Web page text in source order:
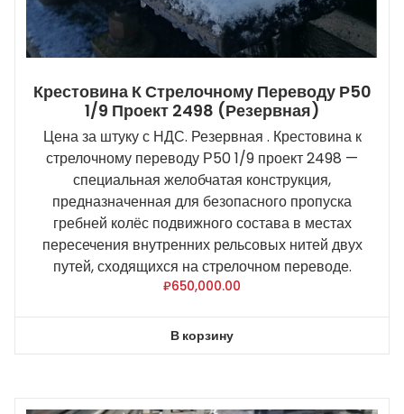
Крестовина К Стрелочному Переводу Р50
1/9 Проект 2498 (резервная)
Цена за штуку с НДС. Резервная . Крестовина к
стрелочному переводу Р50 1/9 проект 2498 —
специальная желобчатая конструкция,
предназначенная для безопасного пропуска
гребней колёс подвижного состава в местах
пересечения внутренних рельсовых нитей двух
путей, сходящихся на стрелочном переводе.
₽650,000.00
В корзину